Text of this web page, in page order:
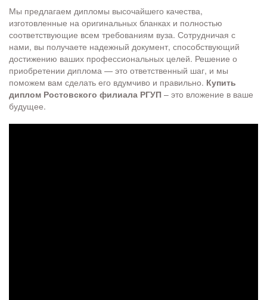
Мы предлагаем дипломы высочайшего качества,
изготовленные на оригинальных бланках и полностью
соответствующие всем требованиям вуза. Сотрудничая с
нами, вы получаете надежный документ, способствующий
достижению ваших профессиональных целей. Решение о
приобретении диплома — это ответственный шаг, и мы
поможем вам сделать его вдумчиво и правильно. Купить
диплом Ростовского филиала РГУП – это вложение в ваше
будущее.